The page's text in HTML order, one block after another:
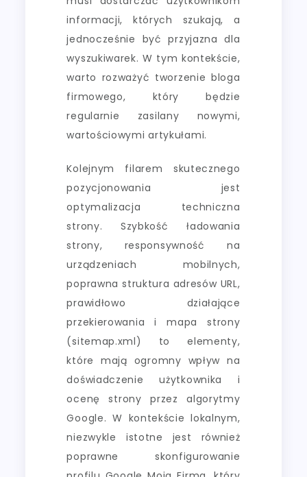
informacji, których szukają, a
jednocześnie być przyjazna dla
wyszukiwarek. W tym kontekście,
warto rozważyć tworzenie bloga
firmowego, który będzie
regularnie zasilany nowymi,
wartościowymi artykułami.
Kolejnym filarem skutecznego
pozycjonowania jest
optymalizacja techniczna
strony. Szybkość ładowania
strony, responsywność na
urządzeniach mobilnych,
poprawna struktura adresów URL,
prawidłowo działające
przekierowania i mapa strony
(sitemap.xml) to elementy,
które mają ogromny wpływ na
doświadczenie użytkownika i
ocenę strony przez algorytmy
Google. W kontekście lokalnym,
niezwykle istotne jest również
poprawne skonfigurowanie